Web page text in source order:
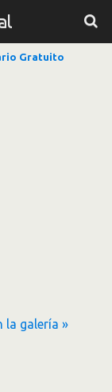
Gratuito
la galería »